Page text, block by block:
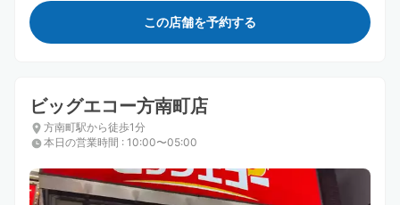
この店舗を予約する
ビッグエコー方南町店
方南町駅から徒歩1分
本日の営業時間 : 10:00〜05:00